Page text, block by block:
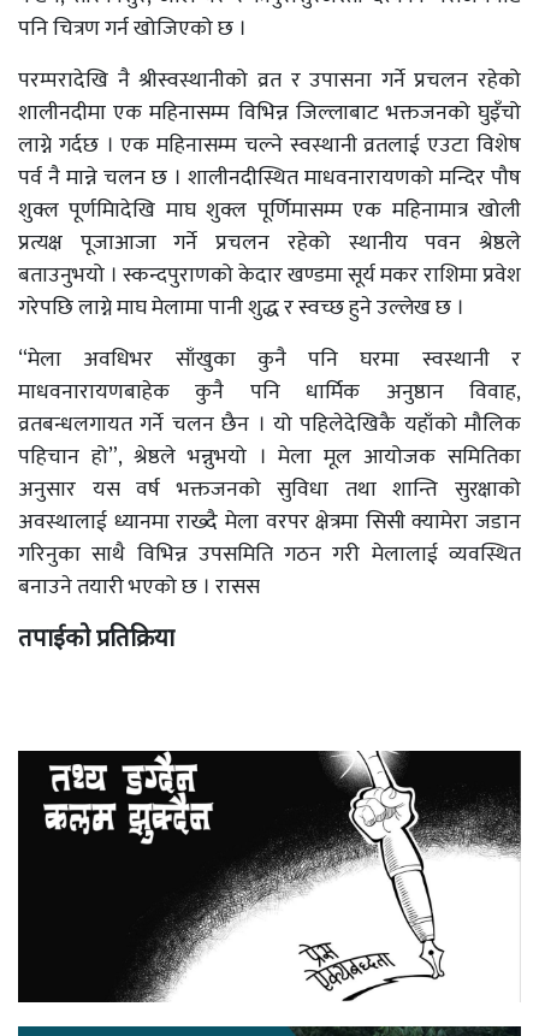
पनि चित्रण गर्न खोजिएको छ ।
परम्परादेखि नै श्रीस्वस्थानीको व्रत र उपासना गर्ने प्रचलन रहेको
शालीनदीमा एक महिनासम्म विभिन्न जिल्लाबाट भक्तजनको घुइँचो
लाग्ने गर्दछ । एक महिनासम्म चल्ने स्वस्थानी व्रतलाई एउटा विशेष
पर्व नै मान्ने चलन छ । शालीनदीस्थित माधवनारायणको मन्दिर पौष
शुक्ल पूर्णमिादेखि माघ शुक्ल पूर्णिमासम्म एक महिनामात्र खोली
प्रत्यक्ष पूजाआजा गर्ने प्रचलन रहेको स्थानीय पवन श्रेष्ठले
बताउनुभयो । स्कन्दपुराणको केदार खण्डमा सूर्य मकर राशिमा प्रवेश
गरेपछि लाग्ने माघ मेलामा पानी शुद्ध र स्वच्छ हुने उल्लेख छ ।
“मेला अवधिभर साँखुका कुनै पनि घरमा स्वस्थानी र
माधवनारायणबाहेक कुनै पनि धार्मिक अनुष्ठान विवाह,
व्रतबन्धलगायत गर्ने चलन छैन । यो पहिलेदेखिकै यहाँको मौलिक
पहिचान हो”, श्रेष्ठले भन्नुभयो । मेला मूल आयोजक समितिका
अनुसार यस वर्ष भक्तजनको सुविधा तथा शान्ति सुरक्षाको
अवस्थालाई ध्यानमा राख्दै मेला वरपर क्षेत्रमा सिसी क्यामेरा जडान
गरिनुका साथै विभिन्न उपसमिति गठन गरी मेलालाई व्यवस्थित
बनाउने तयारी भएको छ । रासस
तपाईको प्रतिक्रिया